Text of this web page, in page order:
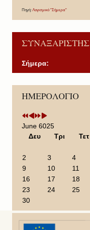
Πηγή: Λογισμικό "Σήμερα"
ΣΥΝΑΞΑΡΙΣΤΗΣ
Σήμερα:
ΗΜΕΡΟΛΟΓΙΟ
P
r
v
i
e
a
r
P
r
v
i
o
n
t
h
N
e
t
Y
e
N
e
t
M
June 6025
Δευ
Τρι Τετ
2
3 4
9
10 11
16
17 18
23
24 25
30